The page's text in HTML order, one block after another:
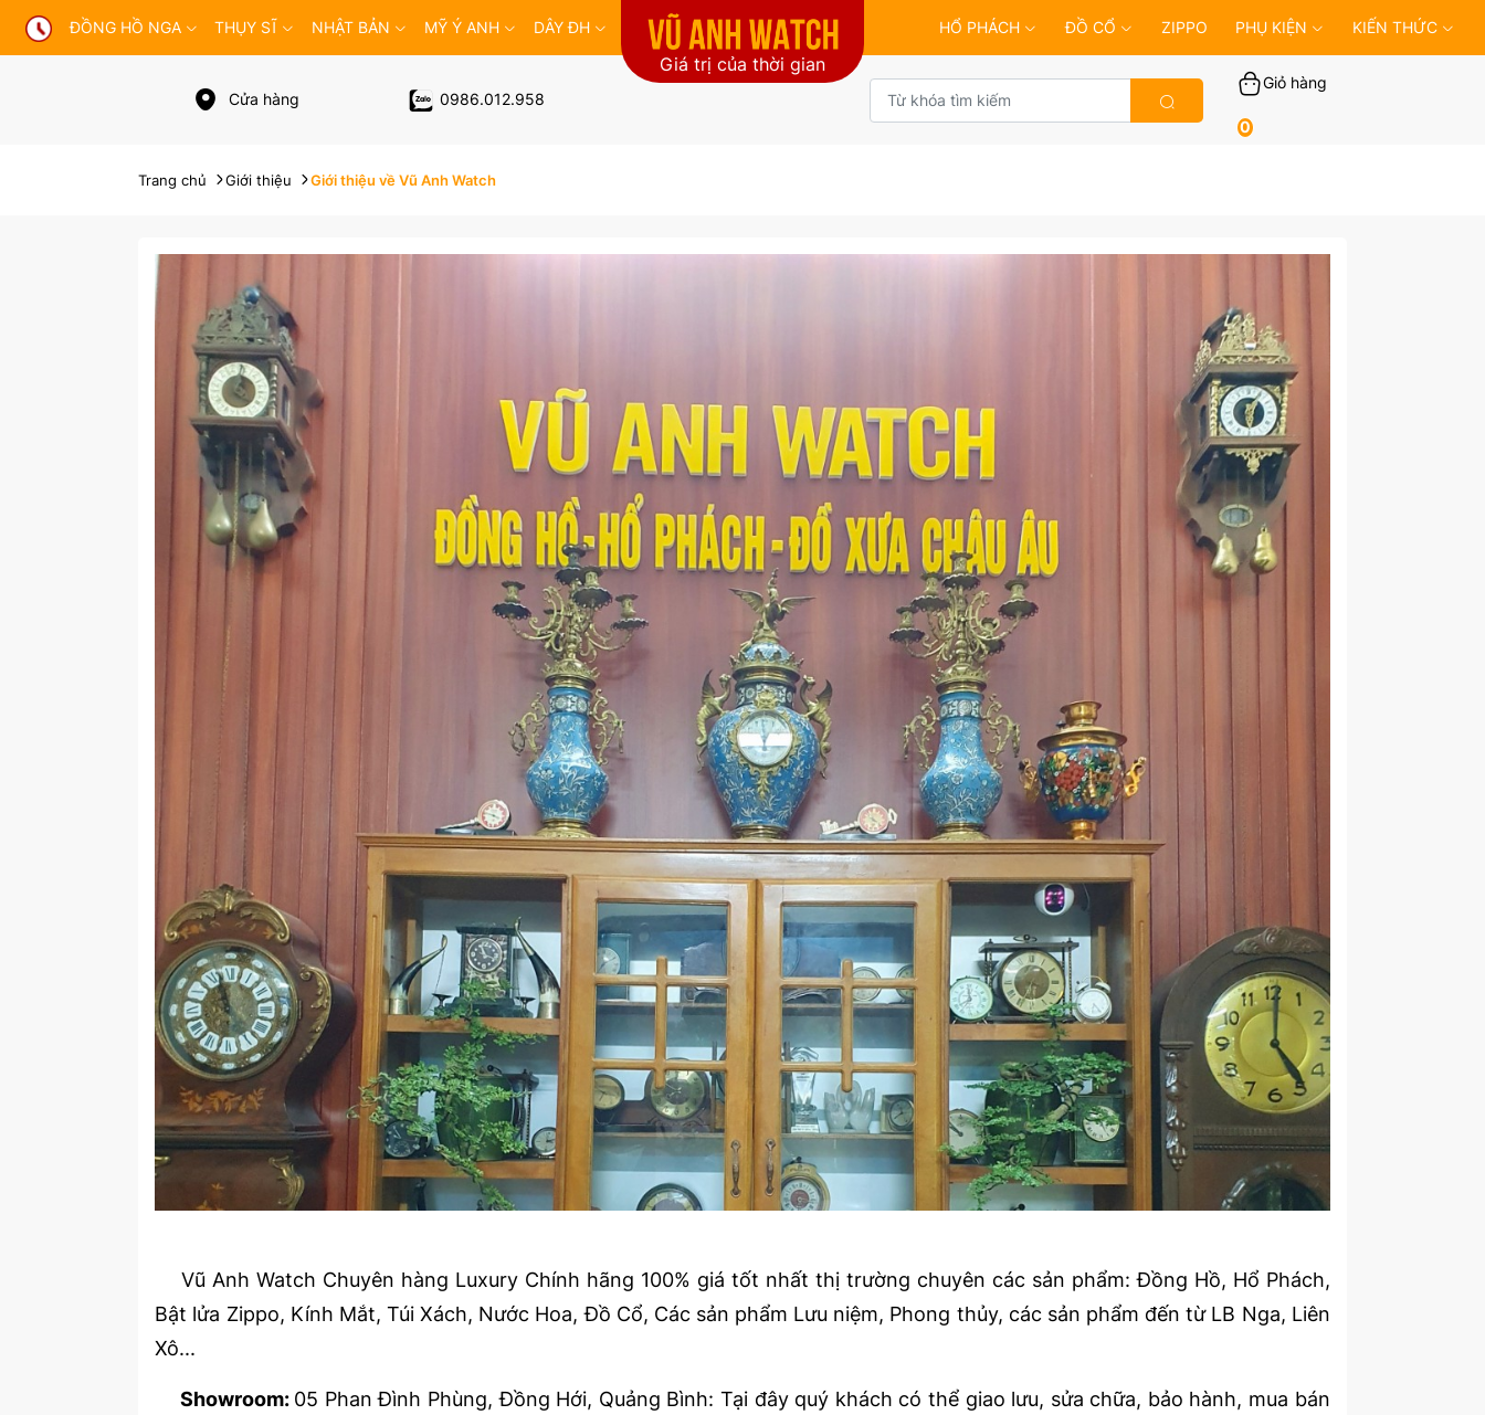
ĐỒNG HỒ NGA THỤY SĨ NHẬT BẢN MỸ Ý ANH DÂY ĐH
Giá trị của thời gian
HỔ PHÁCH ĐỒ CỔ ZIPPO PHỤ KIỆN KIẾN THỨC
Cửa hàng 0986.012.958
Giỏ hàng
0
Trang chủ Giới thiệu Giới thiệu về Vũ Anh Watch
Vũ Anh Watch Chuyên hàng Luxury Chính hãng 100% giá tốt nhất thị trường chuyên các sản phẩm: Đồng Hồ, Hổ Phách,
Bật lửa Zippo, Kính Mắt, Túi Xách, Nước Hoa, Đồ Cổ, Các sản phẩm Lưu niệm, Phong thủy, các sản phẩm đến từ LB Nga, Liên
Xô...
Showroom: 05 Phan Đình Phùng, Đồng Hới, Quảng Bình: Tại đây quý khách có thể giao lưu, sửa chữa, bảo hành, mua bán